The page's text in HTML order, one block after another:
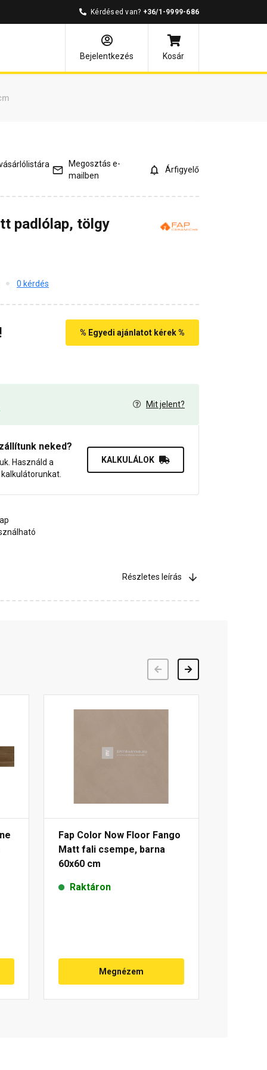
Kérdésed van? +36/1-9999-686
Bejelentkezés
Kosár
válaszok Kapcsolódó cikkek
Megosztás e-
mailben
Árfigyelő
padlólap, tölgy
0 kérdés
% Egyedi ajánlatot kérek %
Mit jelent?
neked?
Használd a
KALKULÁLOK
Részletes leírás
Fap Color Now Floor Fango
Matt fali csempe, barna
60x60 cm
Raktáron
Megnézem